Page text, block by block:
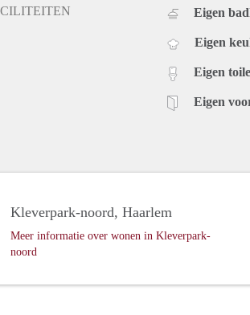
Eigen
Eigen
Eigen
Eigen
Kleverpark-noord, Haarlem
Meer informatie over wonen in Kleverpark-
noord